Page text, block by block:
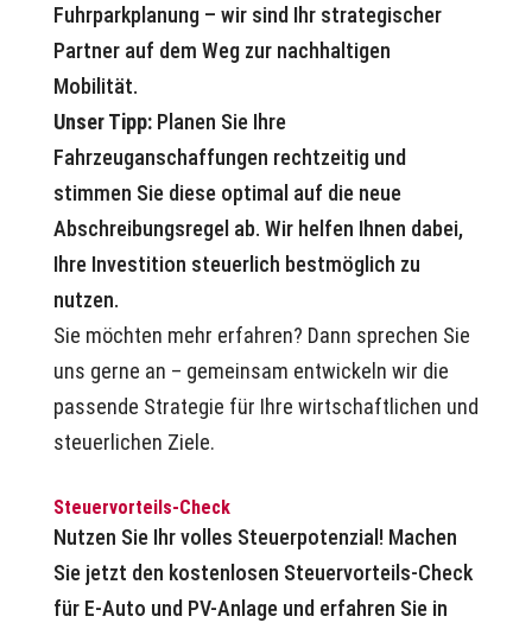
Fuhrparkplanung – wir sind Ihr strategischer
Partner auf dem Weg zur nachhaltigen
Mobilität.
Unser Tipp: Planen Sie Ihre
Fahrzeuganschaffungen rechtzeitig und
stimmen Sie diese optimal auf die neue
Abschreibungsregel ab. Wir helfen Ihnen dabei,
Ihre Investition steuerlich bestmöglich zu
nutzen.
Sie möchten mehr erfahren? Dann sprechen Sie
uns gerne an – gemeinsam entwickeln wir die
passende Strategie für Ihre wirtschaftlichen und
steuerlichen Ziele.
Steuervorteils-Check
Nutzen Sie Ihr volles Steuerpotenzial! Machen
Sie jetzt den kostenlosen Steuervorteils-Check
für E-Auto und PV-Anlage und erfahren Sie in